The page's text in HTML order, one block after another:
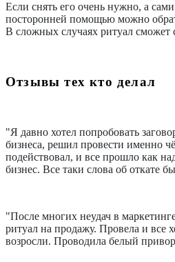
Если снять его очень нужно, а
посторонней помощью можно
В сложных случаях ритуал сможет
Отзывы тех кто делал
"Я давно хотел попробовать
бизнеса, решил провести именно
подействовал, и все прошло как
бизнес. Все таки слова об откате
"После многих неудач в
ритуал на продажу. Провела и все
возросли. Проводила белый